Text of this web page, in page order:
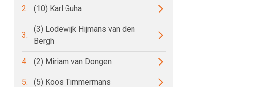
2. (10) Karl Guha
3.
(3) Lodewijk Hijmans van den
Bergh
4. (2) Miriam van Dongen
5. (5) Koos Timmermans